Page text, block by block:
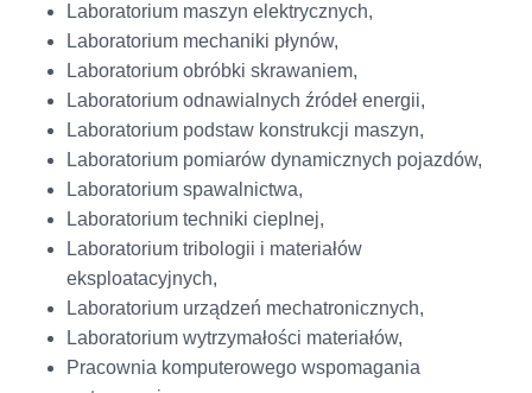
Laboratorium maszyn elektrycznych,
Laboratorium mechaniki płynów,
Laboratorium obróbki skrawaniem,
Laboratorium odnawialnych źródeł energii,
Laboratorium podstaw konstrukcji maszyn,
Laboratorium pomiarów dynamicznych pojazdów,
Laboratorium spawalnictwa,
Laboratorium techniki cieplnej,
Laboratorium tribologii i materiałów
eksploatacyjnych,
Laboratorium urządzeń mechatronicznych,
Laboratorium wytrzymałości materiałów,
Pracownia komputerowego wspomagania